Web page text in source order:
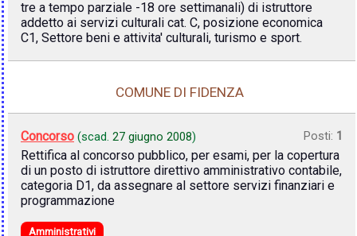
tre a tempo parziale -18 ore settimanali) di istruttore
addetto ai servizi culturali cat. C, posizione economica
C1, Settore beni e attivita' culturali, turismo e sport.
COMUNE DI FIDENZA
Concorso (scad. 27 giugno 2008) Posti: 1
Rettifica al concorso pubblico, per esami, per la copertura
di un posto di istruttore direttivo amministrativo contabile,
categoria D1, da assegnare al settore servizi finanziari e
programmazione
Amministrativi